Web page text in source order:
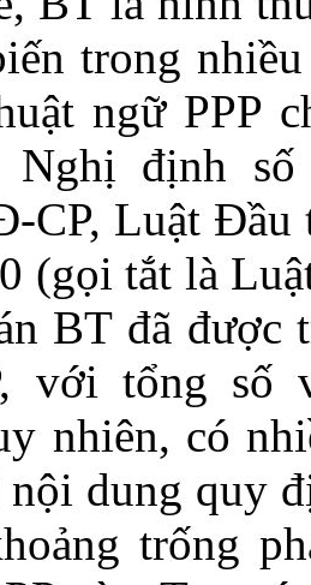
trong
ngữ PPP
Nghị định số
CP, Luật Đầu
(gọi tắt là
BT đã được
với tổng số
nhiên, có
dung quy
trống